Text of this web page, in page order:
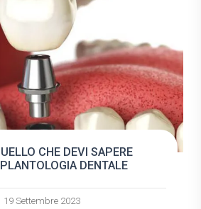
CHE DEVI SAPERE
DENTALE
19 Settembre 2023